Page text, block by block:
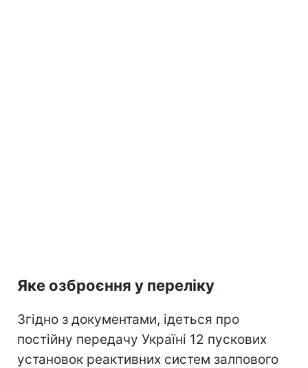
Яке озброєння у переліку
Згідно з документами, ідеться про
постійну передачу Україні 12 пускових
установок реактивних систем залпового